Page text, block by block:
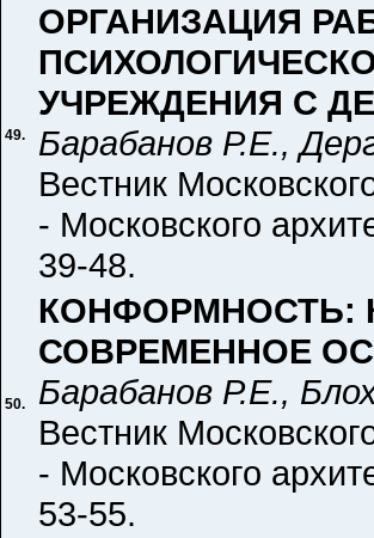
49.
ОРГАНИЗАЦИЯ
УЧРЕЖДЕНИЯ С
Барабанов Р.Е.,
Вестник
- Московского
39-48.
50.
КОНФОРМНОСТЬ:
СОВРЕМЕННОЕ
Барабанов Р.Е.,
Вестник
- Московского
53-55.